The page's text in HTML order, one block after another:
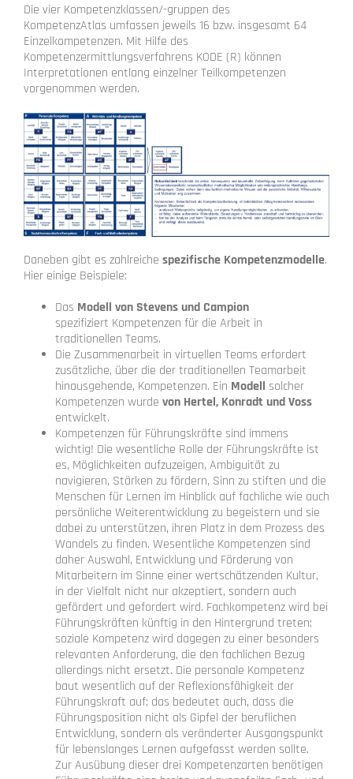
Die vier Kompetenzklassen/-gruppen des
KompetenzAtlas umfassen jeweils 16 bzw. insgesamt 64
Einzelkompetenzen. Mit Hilfe des
Kompetenzermittlungsverfahrens KODE (R) können
Interpretationen entlang einzelner Teilkompetenzen
vorgenommen werden.
Daneben gibt es zahlreiche spezifische Kompetenzmodelle.
Hier einige Beispiele:
Das Modell von Stevens und Campion
spezifiziert Kompetenzen für die Arbeit in
traditionellen Teams.
Die Zusammenarbeit in virtuellen Teams erfordert
zusätzliche, über die der traditionellen Teamarbeit
hinausgehende, Kompetenzen. Ein Modell solcher
Kompetenzen wurde von Hertel, Konradt und Voss
entwickelt.
Kompetenzen für Führungskräfte sind immens
wichtig! Die wesentliche Rolle der Führungskräfte ist
es, Möglichkeiten aufzuzeigen, Ambiguität zu
navigieren, Stärken zu fördern, Sinn zu stiften und die
Menschen für Lernen im Hinblick auf fachliche wie auch
persönliche Weiterentwicklung zu begeistern und sie
dabei zu unterstützen, ihren Platz in dem Prozess des
Wandels zu finden. Wesentliche Kompetenzen sind
daher Auswahl, Entwicklung und Förderung von
Mitarbeitern im Sinne einer wertschätzenden Kultur,
in der Vielfalt nicht nur akzeptiert, sondern auch
gefördert und gefordert wird. Fachkompetenz wird bei
Führungskräften künftig in den Hintergrund treten;
soziale Kompetenz wird dagegen zu einer besonders
relevanten Anforderung, die den fachlichen Bezug
allerdings nicht ersetzt. Die personale Kompetenz
baut wesentlich auf der Reflexionsfähigkeit der
Führungskraft auf; das bedeutet auch, dass die
Führungsposition nicht als Gipfel der beruflichen
Entwicklung, sondern als veränderter Ausgangspunkt
für lebenslanges Lernen aufgefasst werden sollte.
Zur Ausübung dieser drei Kompetenzarten benötigen